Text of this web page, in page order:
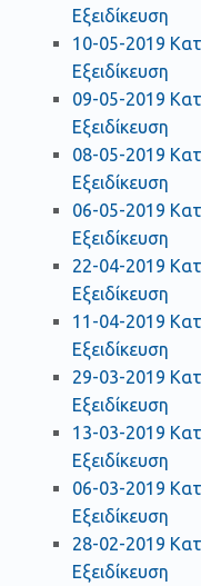
Εξειδίκευση
10-05-2019
Εξειδίκευση
09-05-2019
Εξειδίκευση
08-05-2019
Εξειδίκευση
06-05-2019
Εξειδίκευση
22-04-2019
Εξειδίκευση
11-04-2019
Εξειδίκευση
29-03-2019
Εξειδίκευση
13-03-2019
Εξειδίκευση
06-03-2019
Εξειδίκευση
28-02-2019
Εξειδίκευση